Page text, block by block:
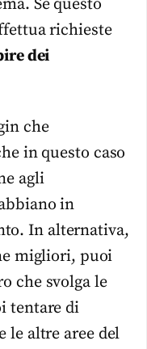
Se questo
richieste
dei
che
in questo caso
agli
in
In alternativa,
migliori, puoi
che svolga le
tentare di
le altre aree del